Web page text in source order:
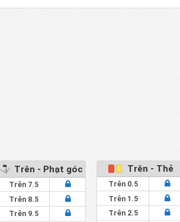
Trên - Phạt góc
Trên 7.5
Trên 8.5
Trên 9.5
Trên - Thẻ
Trên 0.5
Trên 1.5
Trên 2.5